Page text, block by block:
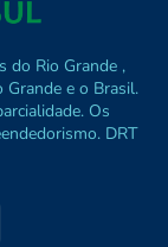
do Rio Grande ,
e o Brasil.
Os
DRT